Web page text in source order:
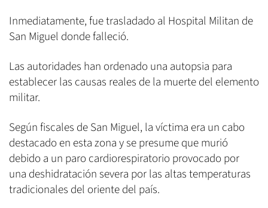
Inmediatamente, fue trasladado al Hospital Militan de
San Miguel donde falleció.
Las autoridades han ordenado una autopsia para
establecer las causas reales de la muerte del elemento
militar.
Según fiscales de San Miguel, la víctima era un cabo
destacado en esta zona y se presume que murió
debido a un paro cardiorespiratorio provocado por
una deshidratación severa por las altas temperaturas
tradicionales del oriente del país.